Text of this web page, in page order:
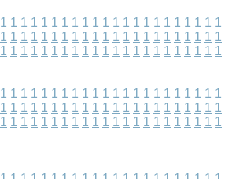
1 1 1 1 1 1 1 1 1 1 1 1 1 1 1 1 1 1 1 1 1 1
1 1 1 1 1 1 1 1 1 1 1 1 1 1 1 1 1 1 1 1 1 1
1 1 1 1 1 1 1 1 1 1 1 1 1 1 1 1 1 1 1 1 1 1
1 1 1 1 1 1 1 1 1 1 1 1 1 1 1 1 1 1 1 1 1 1
1 1 1 1 1 1 1 1 1 1 1 1 1 1 1 1 1 1 1 1 1 1
1 1 1 1 1 1 1 1 1 1 1 1 1 1 1 1 1 1 1 1 1 1